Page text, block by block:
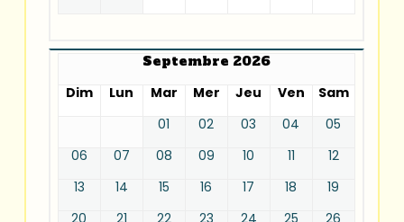
Septembre 2026
Dim
Lun Mar Mer Jeu Ven
Sam
01
02 03 04
05
06
07 08 09 10 11
12
13
14 15 16 17 18
19
20
21 22 23 24 25
26